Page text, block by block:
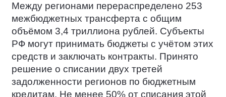
Между регионами перераспределено 253
межбюджетных трансферта с общим
объёмом 3,4 триллиона рублей. Субъекты
РФ могут принимать бюджеты с учётом этих
средств и заключать контракты. Принято
решение о списании двух третей
задолженности регионов по бюджетным
кредитам. Не менее 50% от списания этой